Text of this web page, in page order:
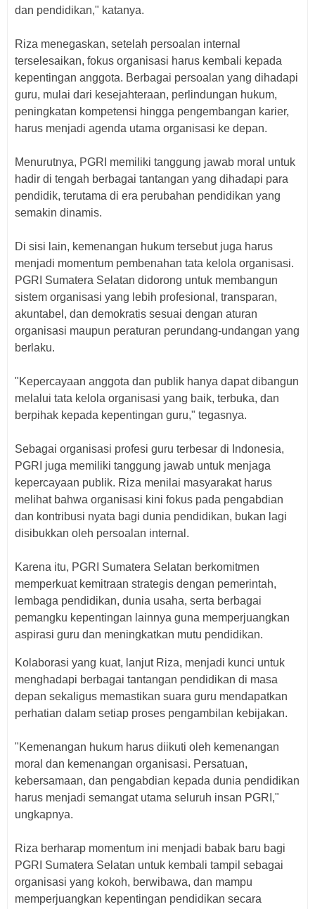
dan pendidikan," katanya.
Riza menegaskan, setelah persoalan internal
terselesaikan, fokus organisasi harus kembali kepada
kepentingan anggota. Berbagai persoalan yang dihadapi
guru, mulai dari kesejahteraan, perlindungan hukum,
peningkatan kompetensi hingga pengembangan karier,
harus menjadi agenda utama organisasi ke depan.
Menurutnya, PGRI memiliki tanggung jawab moral untuk
hadir di tengah berbagai tantangan yang dihadapi para
pendidik, terutama di era perubahan pendidikan yang
semakin dinamis.
Di sisi lain, kemenangan hukum tersebut juga harus
menjadi momentum pembenahan tata kelola organisasi.
PGRI Sumatera Selatan didorong untuk membangun
sistem organisasi yang lebih profesional, transparan,
akuntabel, dan demokratis sesuai dengan aturan
organisasi maupun peraturan perundang-undangan yang
berlaku.
"Kepercayaan anggota dan publik hanya dapat dibangun
melalui tata kelola organisasi yang baik, terbuka, dan
berpihak kepada kepentingan guru," tegasnya.
Sebagai organisasi profesi guru terbesar di Indonesia,
PGRI juga memiliki tanggung jawab untuk menjaga
kepercayaan publik. Riza menilai masyarakat harus
melihat bahwa organisasi kini fokus pada pengabdian
dan kontribusi nyata bagi dunia pendidikan, bukan lagi
disibukkan oleh persoalan internal.
Karena itu, PGRI Sumatera Selatan berkomitmen
memperkuat kemitraan strategis dengan pemerintah,
lembaga pendidikan, dunia usaha, serta berbagai
pemangku kepentingan lainnya guna memperjuangkan
aspirasi guru dan meningkatkan mutu pendidikan.
Kolaborasi yang kuat, lanjut Riza, menjadi kunci untuk
menghadapi berbagai tantangan pendidikan di masa
depan sekaligus memastikan suara guru mendapatkan
perhatian dalam setiap proses pengambilan kebijakan.
"Kemenangan hukum harus diikuti oleh kemenangan
moral dan kemenangan organisasi. Persatuan,
kebersamaan, dan pengabdian kepada dunia pendidikan
harus menjadi semangat utama seluruh insan PGRI,"
ungkapnya.
Riza berharap momentum ini menjadi babak baru bagi
PGRI Sumatera Selatan untuk kembali tampil sebagai
organisasi yang kokoh, berwibawa, dan mampu
memperjuangkan kepentingan pendidikan secara